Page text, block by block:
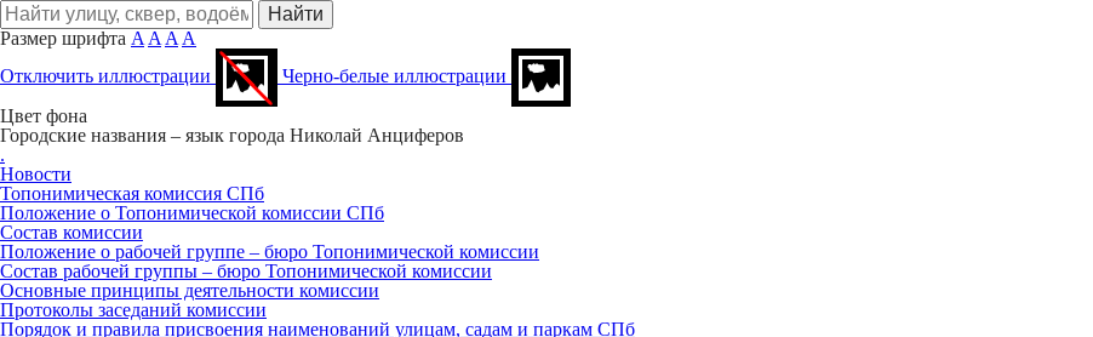
Размер шрифта A A A A
Отключить иллюстрации
Черно-белые иллюстрации
Цвет фона
Городские названия – язык города Николай Анциферов
.
Новости
Топонимическая комиссия СПб
Положение о Топонимической комиссии СПб
Состав комиссии
Положение о рабочей группе – бюро Топонимической комиссии
Состав рабочей группы – бюро Топонимической комиссии
Основные принципы деятельности комиссии
Протоколы заседаний комиссии
Порядок и правила присвоения наименований улицам, садам и паркам СПб